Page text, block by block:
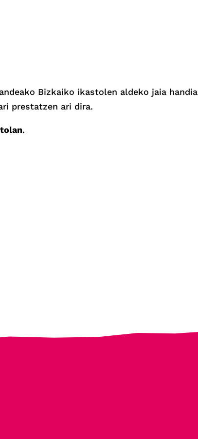
Bizkaiko ikastolen aldeko jaia handia
prestatzen ari dira.
.